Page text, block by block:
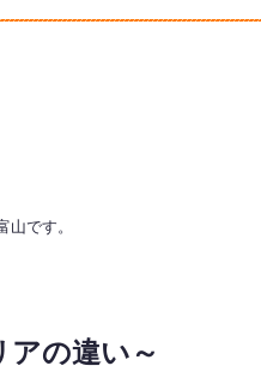
山です。
アの違い～